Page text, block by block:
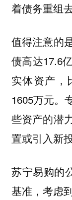
着债务重组去
值得注意的
债高达17.6
实体资产，
1605万元‌。
些资产的潜
置或引入新
苏宁易购的
基准，考虑